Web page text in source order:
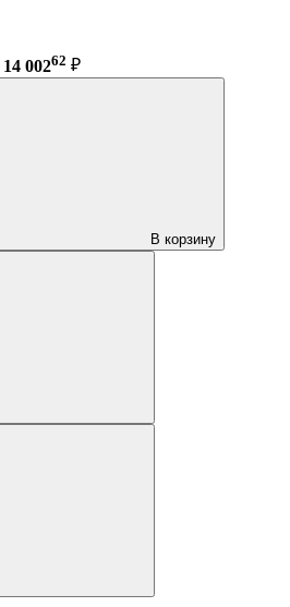
14 00262 ₽
В корзину